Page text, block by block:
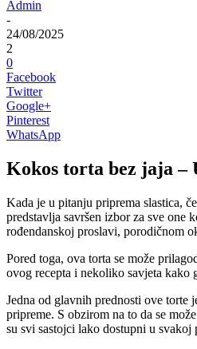
Admin
-
24/08/2025
2
0
Facebook
Twitter
Google+
Pinterest
WhatsApp
Kokos torta bez jaja –
Kada je u pitanju priprema slastica,
predstavlja savršen izbor za sve one
rođendanskoj proslavi, porodičnom
Pored toga, ova torta se može
ovog recepta i nekoliko savjeta kako
Jedna od glavnih prednosti ove torte
pripreme. S obzirom na to da se
su svi sastojci lako dostupni u svakoj